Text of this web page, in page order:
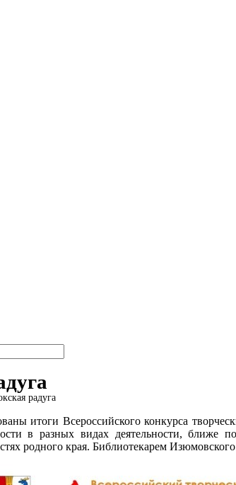
радуга
итоги Всероссийского конкурса
в разных видах деятельности,
родного края. Библиотекарем